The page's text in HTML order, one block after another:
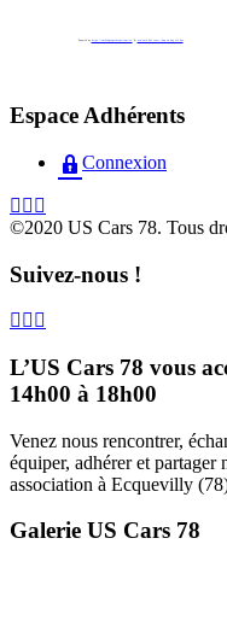
Powered by https://embedgooglemaps.com/es/ & new york bus tours | hop on hop off bus
Espace Adhérents
Connexion
©2020 US Cars 78. Tous
Suivez-nous !
L’US Cars 78 vous
14h00 à 18h00
Venez nous rencontrer,
équiper, adhérer et partager
association à Ecquevilly
Galerie US Cars 78